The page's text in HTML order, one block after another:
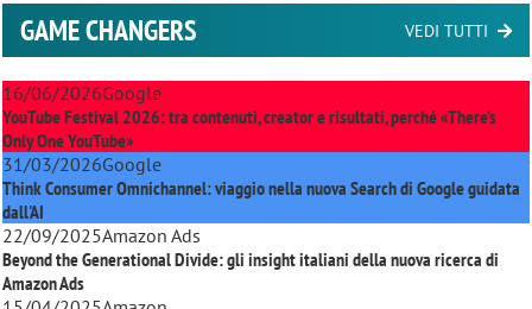
GAME CHANGERS VEDI TUTTI
16/06/2026Google
YouTube Festival 2026: tra contenuti, creator e risultati, perché «There’s
Only One YouTube»
31/03/2026Google
Think Consumer Omnichannel: viaggio nella nuova Search di Google guidata
dall'AI
22/09/2025Amazon Ads
Beyond the Generational Divide: gli insight italiani della nuova ricerca di
Amazon Ads